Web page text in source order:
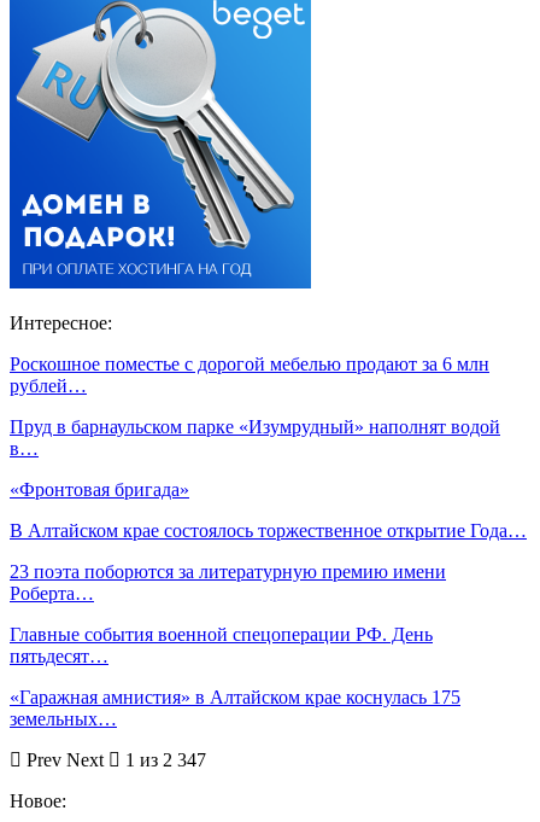
Интересное:
Роскошное поместье с дорогой мебелью продают за 6 млн
рублей…
Пруд в барнаульском парке «Изумрудный» наполнят водой
в…
«Фронтовая бригада»
В Алтайском крае состоялось торжественное открытие Года…
23 поэта поборются за литературную премию имени
Роберта…
Главные события военной спецоперации РФ. День
пятьдесят…
«Гаражная амнистия» в Алтайском крае коснулась 175
земельных…
Prev Next
1 из 2 347
Новое: